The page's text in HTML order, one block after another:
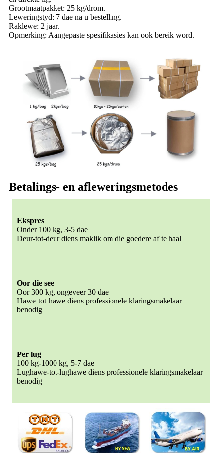
Grootmaatpakket: 25 kg/drom.
Leweringstyd: 7 dae na u bestelling.
Raklewe: 2 jaar.
Opmerking: Aangepaste spesifikasies kan ook bereik word.
Betalings- en afleweringsmetodes
Ekspres
Onder 100 kg, 3-5 dae
Deur-tot-deur diens maklik om die goedere af te haal
Oor die see
Oor 300 kg, ongeveer 30 dae
Hawe-tot-hawe diens professionele klaringsmakelaar
benodig
Per lug
100 kg-1000 kg, 5-7 dae
Lughawe-tot-lughawe diens professionele klaringsmakelaar
benodig